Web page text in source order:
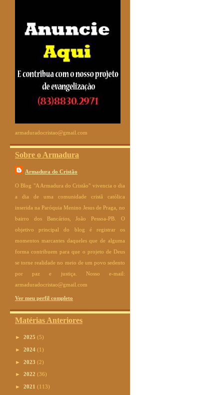
armaduradocristao@gmail.com
Sobre o Armadura
Armadura do Cristão
O Blog "A Armadura do Cristão" vivencia o dia
a dia de uma comunidade cristã católica
inserida na Paróquia Menino Jesus de Praga, no
bairro dos Bancários, João Pessoa-PB. O
objetivo principal do blog é registrar os
momentos marcantes daqueles que de alguma
forma contribuem para que o projeto de Deus
se torne realidade no meio de um povo sedento
por paz e justiça. Nosso e-mail:
armaduradocristao@gmail.com
Ver meu perfil completo
Matérias Anteriores
► 2025 (5)
► 2024 (1)
► 2023 (2)
► 2022 (36)
► 2021 (113)